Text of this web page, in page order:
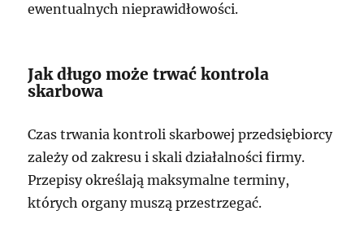
ewentualnych nieprawidłowości.
Jak długo może trwać kontrola
skarbowa
Czas trwania kontroli skarbowej przedsiębiorcy
zależy od zakresu i skali działalności firmy.
Przepisy określają maksymalne terminy,
których organy muszą przestrzegać.